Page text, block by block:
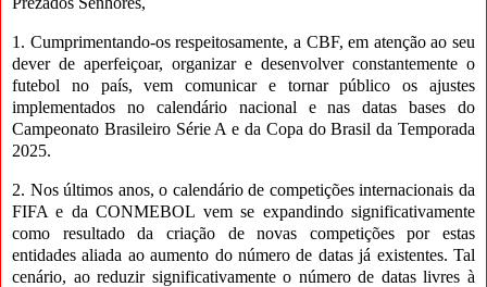
1. Cumprimentando-os respeitosamente, a CBF, em atenção ao seu
dever de aperfeiçoar, organizar e desenvolver constantemente o
futebol no país, vem comunicar e tornar público os ajustes
implementados no calendário nacional e nas datas bases do
Campeonato Brasileiro Série A e da Copa do Brasil da Temporada
2025.
2. Nos últimos anos, o calendário de competições internacionais da
FIFA e da CONMEBOL vem se expandindo significativamente
como resultado da criação de novas competições por estas
entidades aliada ao aumento do número de datas já existentes. Tal
cenário, ao reduzir significativamente o número de datas livres à